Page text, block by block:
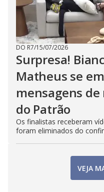
DO R7/15/07/2026
Surpresa!
Matheus se
mensagens
do Patrão
Os finalistas receberam
foram eliminados do
VEJA